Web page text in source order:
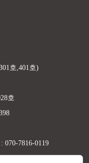
호,401호)
호
070-7816-0119